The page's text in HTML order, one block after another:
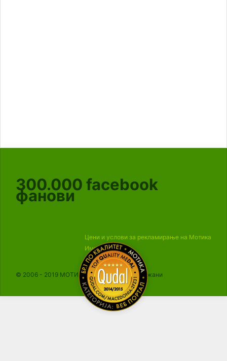
300.000 facebook
фанови
Цени и услови за рекламирање на Мотика
Импресум
© 2006 - 2019 МОТИКА, Сите права се задржани